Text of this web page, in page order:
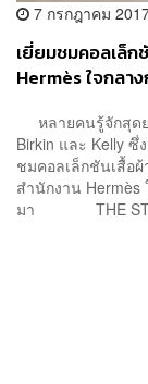
7 กรกฎาคม
เยี่ยมชมคอลเล็ก
Hermès ใจกลา
หลายคนรู้จักสุดย
Birkin และ Kelly ซึ่
ชมคอลเล็กชันเสื้อ
สำนักงาน
มา THE